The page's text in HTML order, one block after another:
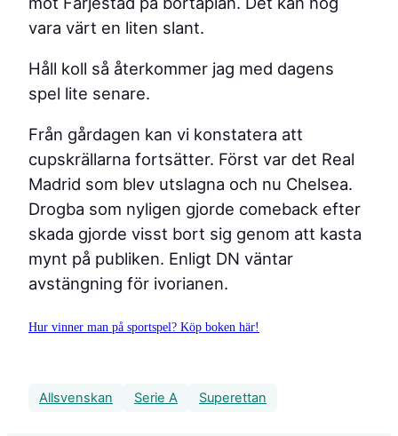
vara värt en liten slant.
Håll koll så återkommer jag med dagens
spel lite senare.
Från gårdagen kan vi konstatera att
cupskrällarna fortsätter. Först var det Real
Madrid som blev utslagna och nu Chelsea.
Drogba som nyligen gjorde comeback efter
skada gjorde visst bort sig genom att kasta
mynt på publiken. Enligt DN väntar
avstängning för ivorianen.
Hur vinner man på sportspel? Köp boken här!
Allsvenskan Serie A Superettan